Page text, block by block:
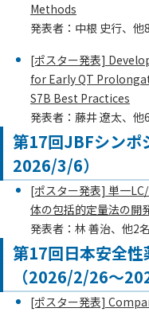
Methods
発表者：中根 史行、他
[ポスター発表]
for Early QT
S7B Best Practices
発表者：藤井 遼太、他
第17回JBFシン
2026/3/6）
[ポスター発表] 単一
体の包括的定量法の開
発表者：林 善治、他2名
第17回日本安全
（2026/2/26～
[ポスター発表]